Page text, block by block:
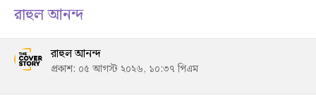
রাহুল আনন্দ
রাহুল আনন্দ
প্রকাশ: ০৫ আগস্ট ২০২৬, ১০:৩৭ পিএম